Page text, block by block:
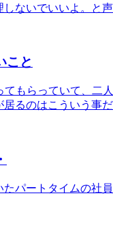
ないでいいよ。と
こと
もらっていて、二
るのはこういう事
パートタイムの社